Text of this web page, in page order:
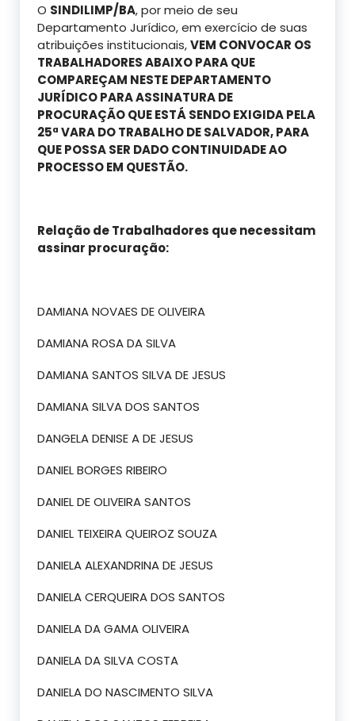
O SINDILIMP/BA, por meio de seu
Departamento Jurídico, em exercício de suas
atribuições institucionais,VEM CONVOCAR OS
TRABALHADORES ABAIXO PARA QUE
COMPAREÇAM NESTE DEPARTAMENTO
JURÍDICO PARA ASSINATURA DE
PROCURAÇÃO QUE ESTÁ SENDO EXIGIDA PELA
25ª VARA DO TRABALHO DE SALVADOR, PARA
QUE POSSA SER DADO CONTINUIDADE AO
PROCESSO EM QUESTÃO.
Relação de Trabalhadores que necessitam
assinar procuração:
DAMIANA NOVAES DE OLIVEIRA
DAMIANA ROSA DA SILVA
DAMIANA SANTOS SILVA DE JESUS
DAMIANA SILVA DOS SANTOS
DANGELA DENISE A DE JESUS
DANIEL BORGES RIBEIRO
DANIEL DE OLIVEIRA SANTOS
DANIEL TEIXEIRA QUEIROZ SOUZA
DANIELA ALEXANDRINA DE JESUS
DANIELA CERQUEIRA DOS SANTOS
DANIELA DA GAMA OLIVEIRA
DANIELA DA SILVA COSTA
DANIELA DO NASCIMENTO SILVA